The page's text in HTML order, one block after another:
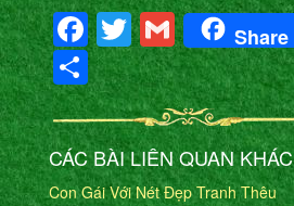
Facebook
Twitter
Gmail
Share
Share
CÁC BÀI LIÊN QUAN KHÁC
Con Gái Với Nét Đẹp Tranh Thêu